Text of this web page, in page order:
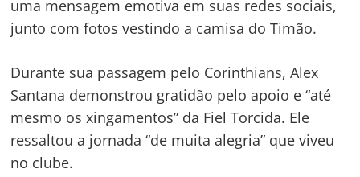
uma mensagem emotiva em suas redes sociais,
junto com fotos vestindo a camisa do Timão.
Durante sua passagem pelo Corinthians, Alex
Santana demonstrou gratidão pelo apoio e “até
mesmo os xingamentos” da Fiel Torcida. Ele
ressaltou a jornada “de muita alegria” que viveu
no clube.